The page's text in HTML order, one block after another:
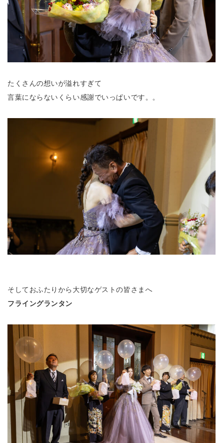
たくさんの想いが溢れすぎて
言葉にならないくらい感謝でいっぱいです。。
そしておふたりから大切なゲストの皆さまへ
フライングランタン